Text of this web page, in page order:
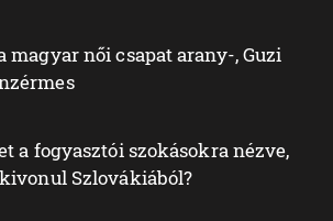
magyar női csapat arany-, Guzi
a fogyasztói szokásokra nézve,
Szlovákiából?